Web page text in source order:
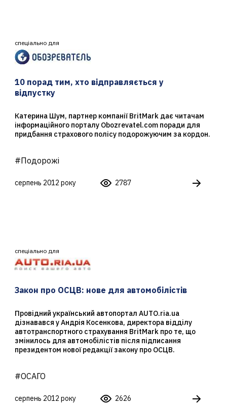
спеціально для
10 порад тим, хто відправляється у
відпустку
Катерина Шум, партнер компанії BritMark дає читачам
інформаційного порталу Obozrevatel.com поради для
придбання страхового полісу подорожуючим за кордон.
#Подорожі
серпень 2012 року 2787
спеціально для
Закон про ОСЦВ: нове для автомобілістів
Провідний український автопортал AUTO.ria.ua
дізнавався у Андрія Косенкова, директора відділу
автотранспортного страхування BritMark про те, що
змінилось для автомобілістів після підписання
президентом нової редакції закону про ОСЦВ.
#ОСАГО
серпень 2012 року 2626